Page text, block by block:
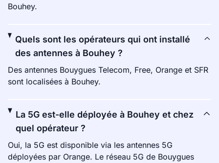
Bouhey.
Quels sont les opérateurs qui ont installé
des antennes à Bouhey ?
Des antennes Bouygues Telecom, Free, Orange et SFR
sont localisées à Bouhey.
La 5G est-elle déployée à Bouhey et chez
quel opérateur ?
Oui, la 5G est disponible via les antennes 5G
déployées par Orange. Le réseau 5G de Bouygues